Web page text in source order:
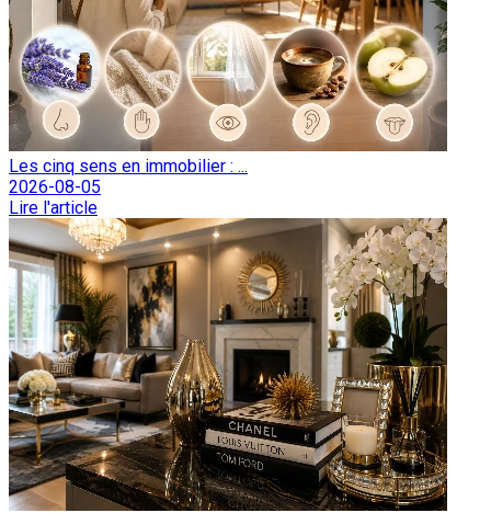
Les cinq sens en immobilier : ...
2026-08-05
Lire l'article